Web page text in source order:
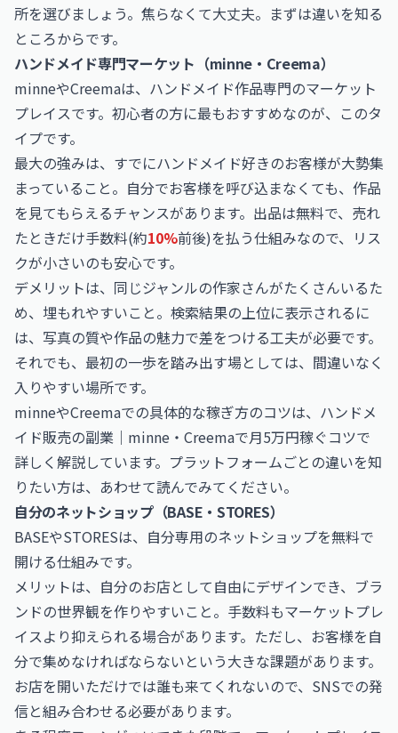
所を選びましょう。焦らなくて大丈夫。まずは違いを知る
ところからです。
ハンドメイド専門マーケット（minne・Creema）
minneやCreemaは、ハンドメイド作品専門のマーケット
プレイスです。初心者の方に最もおすすめなのが、このタ
イプです。
最大の強みは、すでにハンドメイド好きのお客様が大勢集
まっていること。自分でお客様を呼び込まなくても、作品
を見てもらえるチャンスがあります。出品は無料で、売れ
たときだけ手数料(約10%前後)を払う仕組みなので、リス
クが小さいのも安心です。
デメリットは、同じジャンルの作家さんがたくさんいるた
め、埋もれやすいこと。検索結果の上位に表示されるに
は、写真の質や作品の魅力で差をつける工夫が必要です。
それでも、最初の一歩を踏み出す場としては、間違いなく
入りやすい場所です。
minneやCreemaでの具体的な稼ぎ方のコツは、 ハンドメ
イド販売の副業｜minne・Creemaで月5万円稼ぐコツで
詳しく解説しています。プラットフォームごとの違いを知
りたい方は、あわせて読んでみてください。
自分のネットショップ（BASE・STORES）
BASEやSTORESは、自分専用のネットショップを無料で
開ける仕組みです。
メリットは、自分のお店として自由にデザインでき、ブラ
ンドの世界観を作りやすいこと。手数料もマーケットプレ
イスより抑えられる場合があります。ただし、お客様を自
分で集めなければならないという大きな課題があります。
お店を開いただけでは誰も来てくれないので、SNSでの発
信と組み合わせる必要があります。